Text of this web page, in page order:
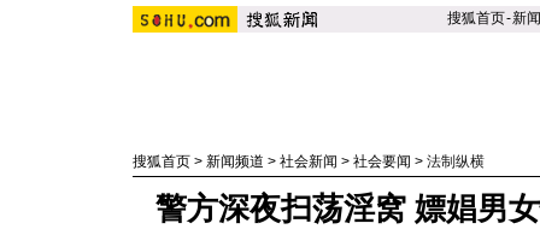
搜狐首页-新闻
搜狐首页 > 新闻频道 > 社会新闻 > 社会要闻 > 法制纵横
警方深夜扫荡淫窝 嫖娼男